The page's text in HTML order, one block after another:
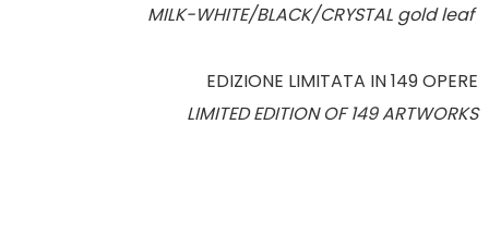
MILK-WHITE/BLACK/CRYSTAL gold leaf
EDIZIONE LIMITATA IN 149 OPERE
LIMITED EDITION OF 149 ARTWORKS